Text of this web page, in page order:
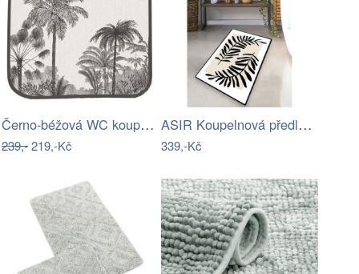
Černo-béžová WC koupelnová předložka…
239,-219,-Kč
ASIR Koupelnová předložka CASTING listy
339,-Kč